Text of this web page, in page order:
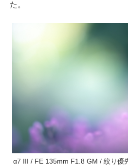
た。
α7 III / FE 135mm F1.8 GM / 絞り優